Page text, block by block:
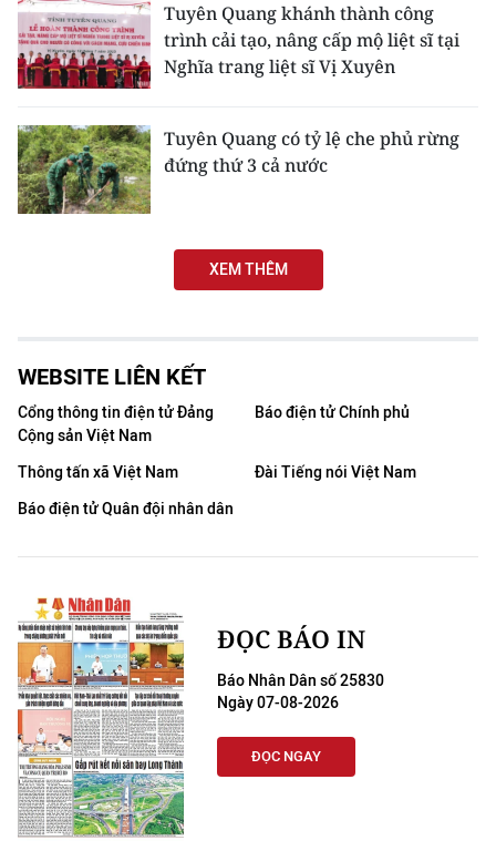
Tuyên Quang khánh thành công
trình cải tạo, nâng cấp mộ liệt sĩ tại
Nghĩa trang liệt sĩ Vị Xuyên
Tuyên Quang có tỷ lệ che phủ rừng
đứng thứ 3 cả nước
XEM THÊM
WEBSITE LIÊN KẾT
Cổng thông tin điện tử Đảng
Cộng sản Việt Nam
Báo điện tử Chính phủ
Thông tấn xã Việt Nam
Đài Tiếng nói Việt Nam
Báo điện tử Quân đội nhân dân
ĐỌC BÁO IN
Báo Nhân Dân số 25830
Ngày 07-08-2026
ĐỌC NGAY